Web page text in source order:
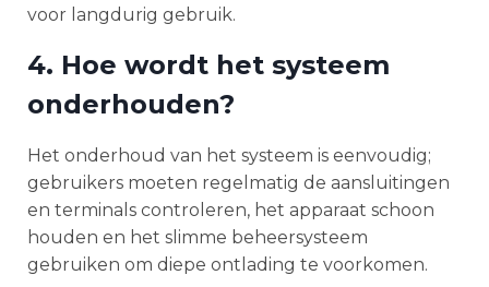
voor langdurig gebruik.
4. Hoe wordt het systeem
onderhouden?
Het onderhoud van het systeem is eenvoudig;
gebruikers moeten regelmatig de aansluitingen
en terminals controleren, het apparaat schoon
houden en het slimme beheersysteem
gebruiken om diepe ontlading te voorkomen.